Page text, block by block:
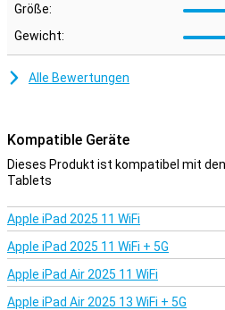
Größe:
Gewicht:
Alle Bewertungen
Kompatible Geräte
Dieses Produkt ist kompatibel mit
Tablets
Apple iPad 2025 11 WiFi
Apple iPad 2025 11 WiFi + 5G
Apple iPad Air 2025 11 WiFi
Apple iPad Air 2025 13 WiFi + 5G